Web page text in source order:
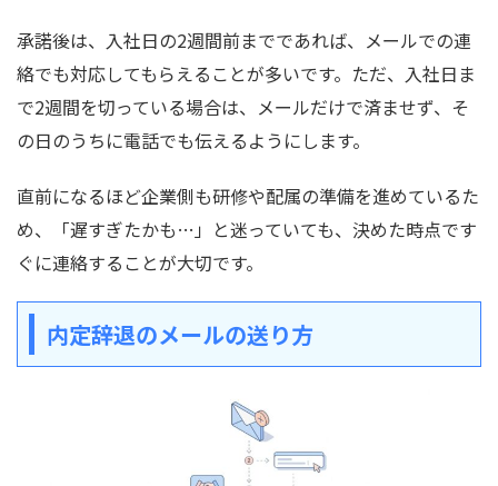
承諾後は、入社日の2週間前までであれば、メールでの連
絡でも対応してもらえることが多いです。ただ、入社日ま
で2週間を切っている場合は、メールだけで済ませず、そ
の日のうちに電話でも伝えるようにします。
直前になるほど企業側も研修や配属の準備を進めているた
め、「遅すぎたかも…」と迷っていても、決めた時点です
ぐに連絡することが大切です。
内定辞退のメールの送り方